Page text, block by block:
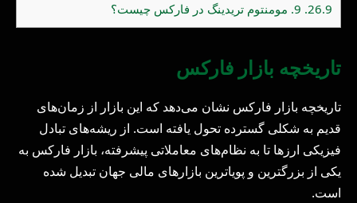
26.9.
تاریخچه بازار فارکس
تاریخچه بازار فارکس نشان می‌دهد که این بازار از زمان‌های
قدیم به شکلی گسترده تحول یافته است. از ریشه‌های تبادل
فیزیکی ارزها تا به نظام‌های معاملاتی پیشرفته، بازار فارکس به
یکی از بزرگترین و پویاترین بازارهای مالی جهان تبدیل شده
است.